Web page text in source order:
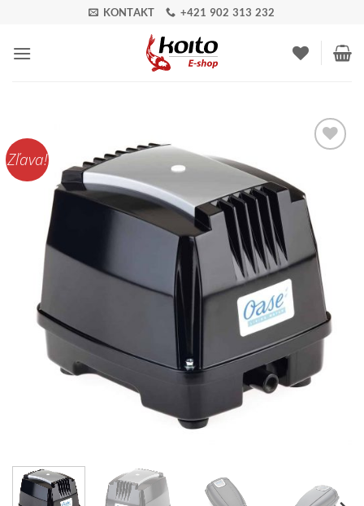
content
KONTAKT +421 902 313 232
Zľava!
obľúbených!